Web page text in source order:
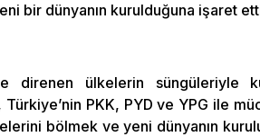
bir dünyanın kurulduğuna işaret
direnen ülkelerin süngüleriyle
PKK, PYD ve YPG ile
bölmek ve yeni dünyanın